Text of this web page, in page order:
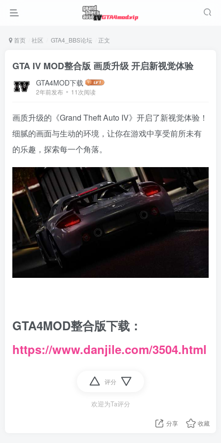
首页 社区 GTA4_BBS论坛 正文
GTA IV MOD整合版 画质升级 开启新视觉体验
GTA4MOD下载
2年前发布 11次阅读
画质升级的《Grand Theft Auto IV》开启了新视觉体验！
细腻的画面与生动的环境，让你在游戏中享受前所未有
的乐趣，探索每一个角落。
GTA4MOD整合版下载：
https://www.danjile.com/3504.html
评分
欢迎为Ta评分
分享 收藏